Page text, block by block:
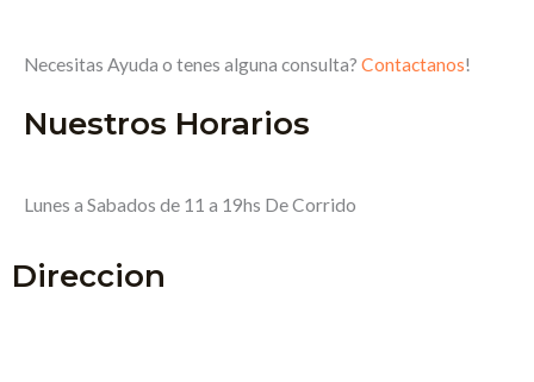
Necesitas Ayuda o tenes alguna consulta? Contactanos!
Nuestros Horarios
Lunes a Sabados de 11 a 19hs De Corrido
Direccion